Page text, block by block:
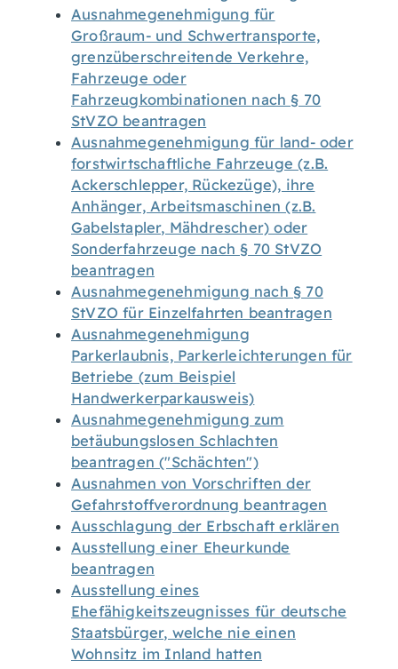
Ausnahmegenehmigung für
Großraum- und Schwertransporte,
grenzüberschreitende Verkehre,
Fahrzeuge oder
Fahrzeugkombinationen nach § 70
StVZO beantragen
Ausnahmegenehmigung für land- oder
forstwirtschaftliche Fahrzeuge (z.B.
Ackerschlepper, Rückezüge), ihre
Anhänger, Arbeitsmaschinen (z.B.
Gabelstapler, Mähdrescher) oder
Sonderfahrzeuge nach § 70 StVZO
beantragen
Ausnahmegenehmigung nach § 70
StVZO für Einzelfahrten beantragen
Ausnahmegenehmigung
Parkerlaubnis, Parkerleichterungen für
Betriebe (zum Beispiel
Handwerkerparkausweis)
Ausnahmegenehmigung zum
betäubungslosen Schlachten
beantragen ("Schächten")
Ausnahmen von Vorschriften der
Gefahrstoffverordnung beantragen
Ausschlagung der Erbschaft erklären
Ausstellung einer Eheurkunde
beantragen
Ausstellung eines
Ehefähigkeitszeugnisses für deutsche
Staatsbürger, welche nie einen
Wohnsitz im Inland hatten